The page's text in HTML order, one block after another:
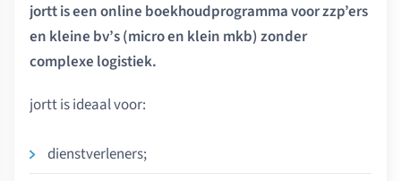
jortt is een online boekhoudprogramma voor zzp’ers
en kleine bv’s (micro en klein mkb) zonder
complexe logistiek.
jortt is ideaal voor:
dienstverleners;